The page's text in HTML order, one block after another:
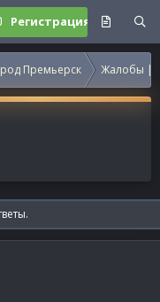
Регистрация
Премьерск Жалобы |